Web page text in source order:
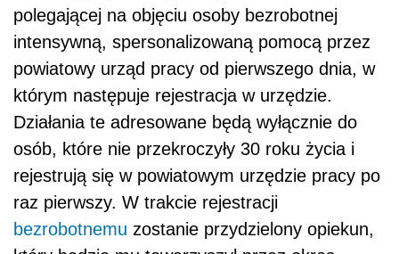
polegającej na objęciu osoby bezrobotnej
intensywną, spersonalizowaną pomocą przez
powiatowy urząd pracy od pierwszego dnia, w
którym następuje rejestracja w urzędzie.
Działania te adresowane będą wyłącznie do
osób, które nie przekroczyły 30 roku życia i
rejestrują się w powiatowym urzędzie pracy po
raz pierwszy. W trakcie rejestracji
bezrobotnemu zostanie przydzielony opiekun,